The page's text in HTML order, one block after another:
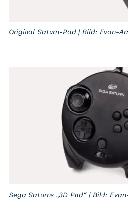
Original Saturn-Pad | Bild: Evan-
Sega Saturns „3D Pad“ | Bild: